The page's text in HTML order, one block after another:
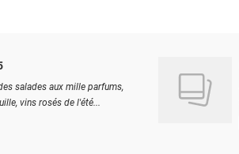
salades aux mille parfums,
vins rosés de l'été...